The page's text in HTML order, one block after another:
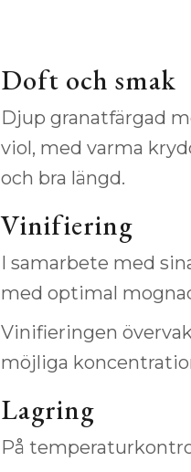
Doft och smak
Djup granatfärgad
viol, med varma
och bra längd.
Vinifiering
I samarbete med
med optimal
Vinifieringen
möjliga
Lagring
På